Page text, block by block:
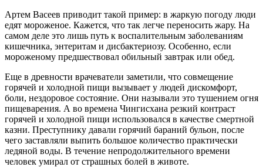
Артем Васеев приводит такой пример: в жаркую погоду люди
едят мороженое. Кажется, что так легче переносить жару. На
самом деле это лишь путь к воспалительным заболеваниям
кишечника, энтеритам и дисбактериозу. Особенно, если
мороженому предшествовал обильный завтрак или обед.
Еще в древности врачеватели заметили, что совмещение
горячей и холодной пищи вызывает у людей дискомфорт,
боли, нездоровое состояние. Они называли это тушением огня
пищеварения. А во времена Чингисхана резкий контраст
горячей и холодной пищи использовался в качестве смертной
казни. Преступнику давали горячий бараний бульон, после
чего заставляли выпить большое количество практически
ледяной воды. В течение непродолжительного времени
человек умирал от страшных болей в животе.